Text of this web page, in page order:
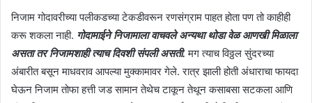
निजाम गोदावरीच्या पलीकडच्या टेकडीवरून रणसंग्राम पाहत होता पण तो काहीही
करू शकला नाही. गोदामाईने निजामाला वाचवले अन्यथा थोडा वेळ आणखी मिळाला
असता तर निजामशाही त्याच दिवशी संपली असती.मग त्याच विठ्ठल सुंदरच्या
अंबारीत बसून माधवराव आपल्या मुक्कामावर गेले. रात्र झाली होती अंधाराचा फायदा
घेऊन निजाम तोफा हत्ती जड सामान तेथेच टाकून तेथून कसाबसा सटकला आणि